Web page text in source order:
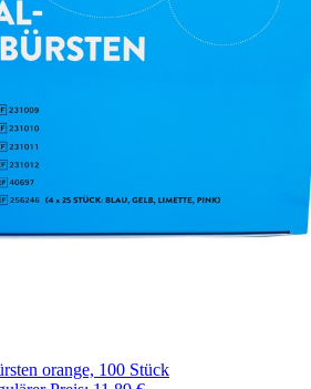
orange, 100 Stück